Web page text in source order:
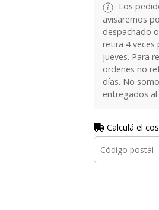
Los
avisaremos
despachado
retira 4 veces
jueves. Para
ordenes no
días. No
entregados
Calculá el